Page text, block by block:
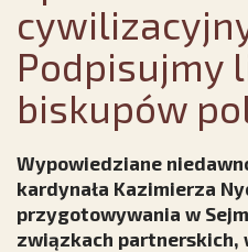
Podpisujmy
biskupów
Wypowiedziane
kardynała Kazimierza
przygotowywania w
związkach partnerskich,